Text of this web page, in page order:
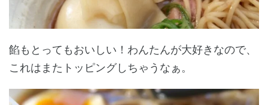
餡もとってもおいしい！わんたんが大好きなので、
これはまたトッピングしちゃうなぁ。